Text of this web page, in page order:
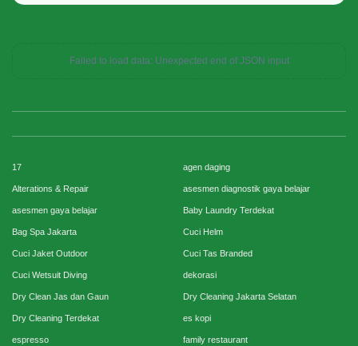
Failed to load data: Unexpected end of JSON input
17 agen daging
Alterations & Repair asesmen diagnostik gaya belajar
asesmen gaya belajar Baby Laundry Terdekat
Bag Spa Jakarta Cuci Helm
Cuci Jaket Outdoor Cuci Tas Branded
Cuci Wetsuit Diving dekorasi
Dry Clean Jas dan Gaun Dry Cleaning Jakarta Selatan
Dry Cleaning Terdekat es kopi
espresso family restaurant